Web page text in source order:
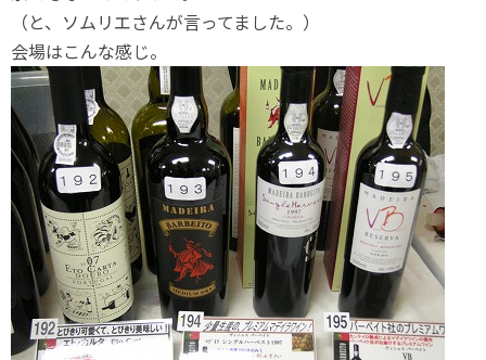
（と、ソムリエさんが言ってました。）
会場はこんな感じ。